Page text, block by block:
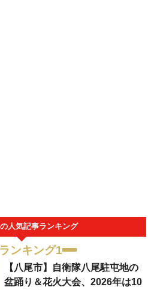
人気記事ランキング
ランキング1
【八尾市】自衛隊八尾駐屯地の
盆踊り＆花火大会、2026年は10